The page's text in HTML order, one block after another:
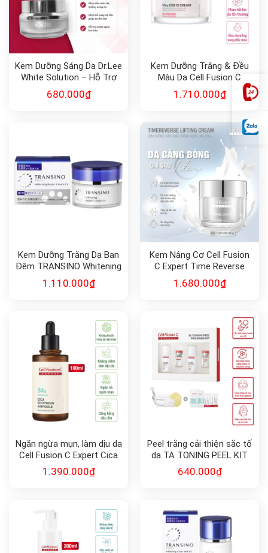
Kem Dưỡng Sáng Da Dr.Lee
White Solution – Hỗ Trợ
Mờ Thâm Nám, Tàn Nhang
(30g)
680.000₫
Kem Dưỡng Trắng & Đều
Màu Da Cell Fusion C
Expert WhiteCure
Vita.CEB12 Cream
1.710.000₫
Kem Dưỡng Trắng Da Ban
Đêm TRANSINO Whitening
Repair Cream EX 35g
1.110.000₫
Kem Nâng Cơ Cell Fusion
C Expert Time Reverse
Lifting Cream (50ml)
1.680.000₫
Ngăn ngừa mụn, làm dịu da
Cell Fusion C Expert Cica
Soothing Ampoule
1.390.000₫
Peel trắng cải thiện sắc tố
da TA TONING PEEL KIT
Cell Fushion C Expert
640.000₫